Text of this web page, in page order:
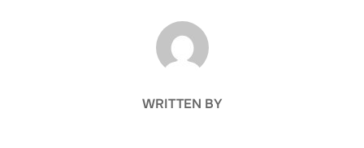
POST AUTHOR
WRITTEN BY